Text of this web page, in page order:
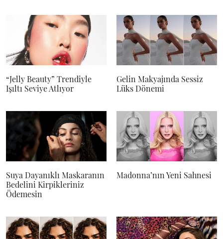
“Jelly Beauty” Trendiyle
Işıltı Seviye Atlıyor
Gelin Makyajında Sessiz
Lüks Dönemi
Suya Dayanıklı Maskaranın
Bedelini Kirpikleriniz
Ödemesin
Madonna’nın Yeni Sahnesi